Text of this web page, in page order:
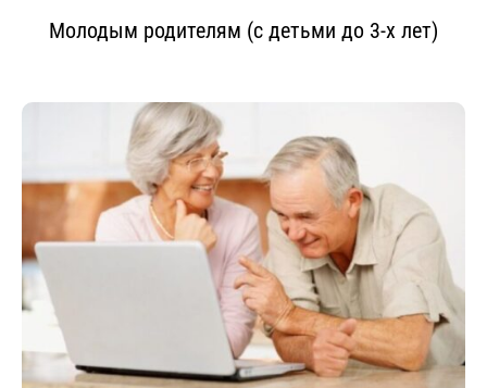
Молодым родителям (с детьми до 3-х лет)